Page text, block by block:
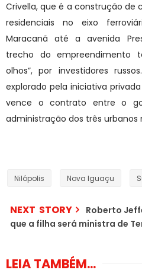
Crivella, que é a construção de
residenciais no eixo
Maracanã até a avenida
trecho do empreendimento
olhos”, por investidores
explorado pela iniciativa
vence o contrato entre o
administração dos três urbanos
Nilópolis Nova Iguaçu
NEXT STORY
Roberto
que a filha será ministra de
LEIA TAMBÉM...